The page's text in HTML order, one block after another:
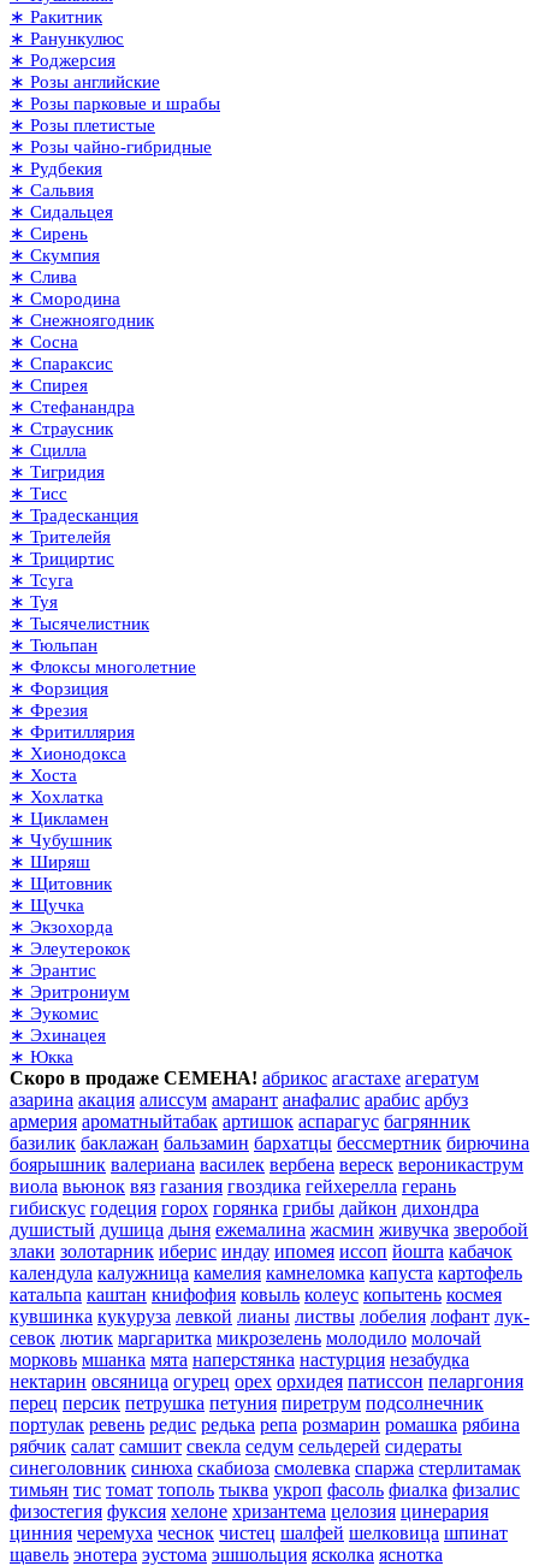
∗ Ракитник
∗ Ранункулюс
∗ Роджерсия
∗ Розы английские
∗ Розы парковые и шрабы
∗ Розы плетистые
∗ Розы чайно-гибридные
∗ Рудбекия
∗ Сальвия
∗ Сидальцея
∗ Сирень
∗ Скумпия
∗ Слива
∗ Смородина
∗ Снежноягодник
∗ Сосна
∗ Спараксис
∗ Спирея
∗ Стефанандра
∗ Страусник
∗ Сцилла
∗ Тигридия
∗ Тисс
∗ Традесканция
∗ Трителейя
∗ Трициртис
∗ Тсуга
∗ Туя
∗ Тысячелистник
∗ Тюльпан
∗ Флоксы многолетние
∗ Форзиция
∗ Фрезия
∗ Фритиллярия
∗ Хионодокса
∗ Хоста
∗ Хохлатка
∗ Цикламен
∗ Чубушник
∗ Ширяш
∗ Щитовник
∗ Щучка
∗ Экзохорда
∗ Элеутерокок
∗ Эрантис
∗ Эритрониум
∗ Эукомис
∗ Эхинацея
∗ Юкка
Скоро в продаже СЕМЕНА! абрикос агастахе агератум
азарина акация алиссум амарант анафалис арабис арбуз
армерия ароматныйтабак артишок аспарагус багрянник
базилик баклажан бальзамин бархатцы бессмертник бирючина
боярышник валериана василек вербена вереск вероникаструм
виола вьюнок вяз газания гвоздика гейхерелла герань
гибискус годеция горох горянка грибы дайкон дихондра
душистый душица дыня ежемалина жасмин живучка зверобой
злаки золотарник иберис индау ипомея иссоп йошта кабачок
календула калужница камелия камнеломка капуста картофель
катальпа каштан книфофия ковыль колеус копытень космея
кувшинка кукуруза левкой лианы листвы лобелия лофант лук-
севок лютик маргаритка микрозелень молодило молочай
морковь мшанка мята наперстянка настурция незабудка
нектарин овсяница огурец орех орхидея патиссон пеларгония
перец персик петрушка петуния пиретрум подсолнечник
портулак ревень редис редька репа розмарин ромашка рябина
рябчик салат самшит свекла седум сельдерей сидераты
синеголовник синюха скабиоза смолевка спаржа стерлитамак
тимьян тис томат тополь тыква укроп фасоль фиалка физалис
физостегия фуксия хелоне хризантема целозия цинерария
цинния черемуха чеснок чистец шалфей шелковица шпинат
щавель энотера эустома эшшольция ясколка яснотка